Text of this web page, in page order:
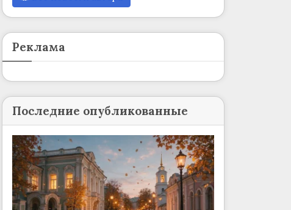
Реклама
Последние опубликованные